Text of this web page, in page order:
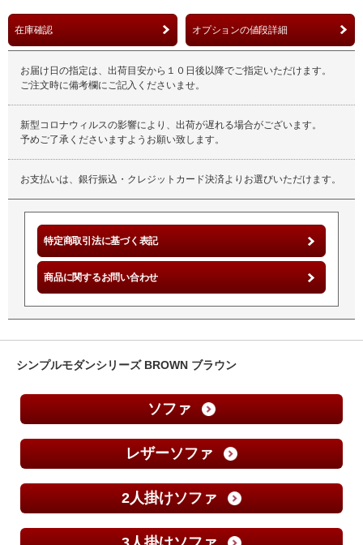
在庫確認 オプションの値段詳細
お届け日の指定は、出荷目安から１０日後以降でご指定いただけます。
ご注文時に備考欄にご記入くださいませ。
新型コロナウィルスの影響により、出荷が遅れる場合がございます。
予めご了承くださいますようお願い致します。
お支払いは、銀行振込・クレジットカード決済よりお選びいただけます。
特定商取引法に基づく表記
商品に関するお問い合わせ
シンプルモダンシリーズ BROWN ブラウン
ソファ
レザーソファ
2人掛けソファ